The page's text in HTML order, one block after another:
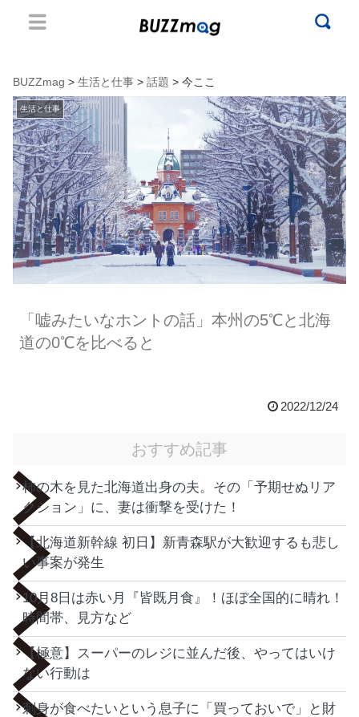
BUZZmag > 生活と仕事 > 話題 > 今ここ
生活と仕事
「嘘みたいなホントの話」本州の5℃と北海
道の0℃を比べると
2022/12/24
おすすめ記事
柿の木を見た北海道出身の夫。その「予期せぬリア
クション」に、妻は衝撃を受けた！
【北海道新幹線 初日】新青森駅が大歓迎するも悲し
い事案が発生
10月8日は赤い月『皆既月食』！ほぼ全国的に晴れ！
時間帯、見方など
【極意】スーパーのレジに並んだ後、やってはいけ
ない行動は
刺身が食べたいという息子に「買っておいで」と財